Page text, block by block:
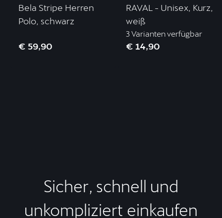
Bela Stripe Herren
Polo, schwarz
€ 59,90
RAVAL - Unisex, Kurz,
weiß
3 Varianten verfügbar
€ 14,90
Sicher, schnell und
unkompliziert einkaufen